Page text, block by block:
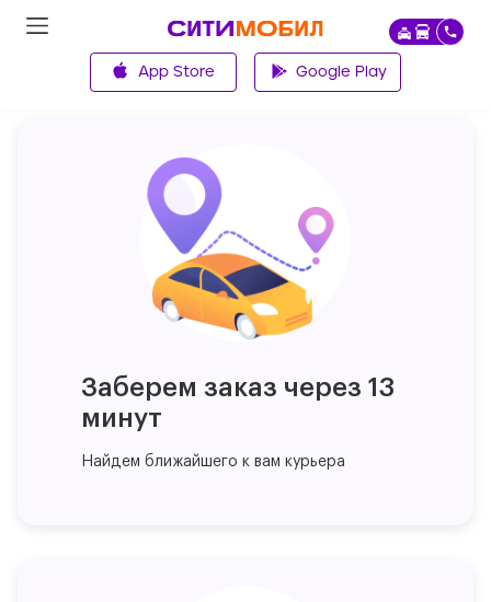
App Store Google Play
Заберем заказ через 13
минут
Найдем ближайшего к вам курьера